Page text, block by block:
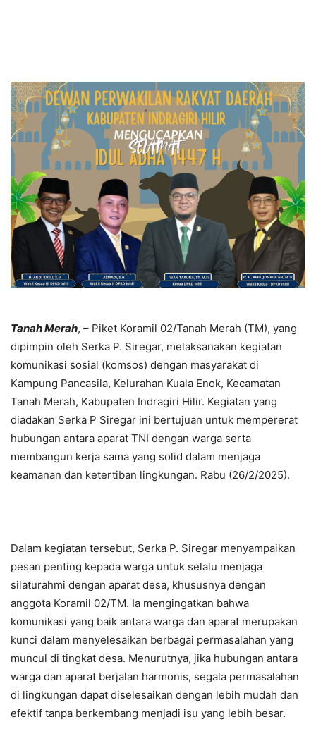
Tanah Merah, – Piket Koramil 02/Tanah Merah (TM), yang
dipimpin oleh Serka P. Siregar, melaksanakan kegiatan
komunikasi sosial (komsos) dengan masyarakat di
Kampung Pancasila, Kelurahan Kuala Enok, Kecamatan
Tanah Merah, Kabupaten Indragiri Hilir. Kegiatan yang
diadakan Serka P Siregar ini bertujuan untuk mempererat
hubungan antara aparat TNI dengan warga serta
membangun kerja sama yang solid dalam menjaga
keamanan dan ketertiban lingkungan. Rabu (26/2/2025).
Dalam kegiatan tersebut, Serka P. Siregar menyampaikan
pesan penting kepada warga untuk selalu menjaga
silaturahmi dengan aparat desa, khususnya dengan
anggota Koramil 02/TM. Ia mengingatkan bahwa
komunikasi yang baik antara warga dan aparat merupakan
kunci dalam menyelesaikan berbagai permasalahan yang
muncul di tingkat desa. Menurutnya, jika hubungan antara
warga dan aparat berjalan harmonis, segala permasalahan
di lingkungan dapat diselesaikan dengan lebih mudah dan
efektif tanpa berkembang menjadi isu yang lebih besar.